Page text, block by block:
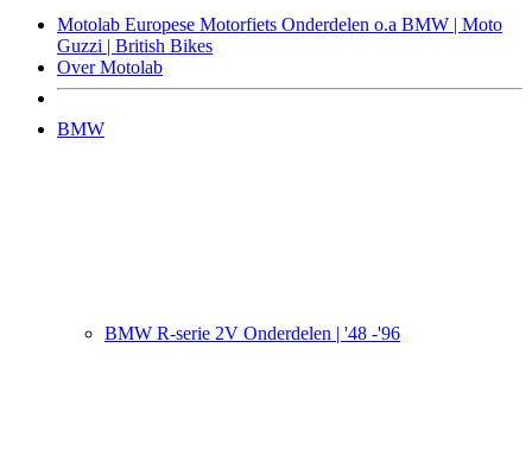
Motolab Europese Motorfiets Onderdelen o.a BMW | Moto
Guzzi | British Bikes
Over Motolab
BMW
BMW R-serie 2V Onderdelen | '48 -'96